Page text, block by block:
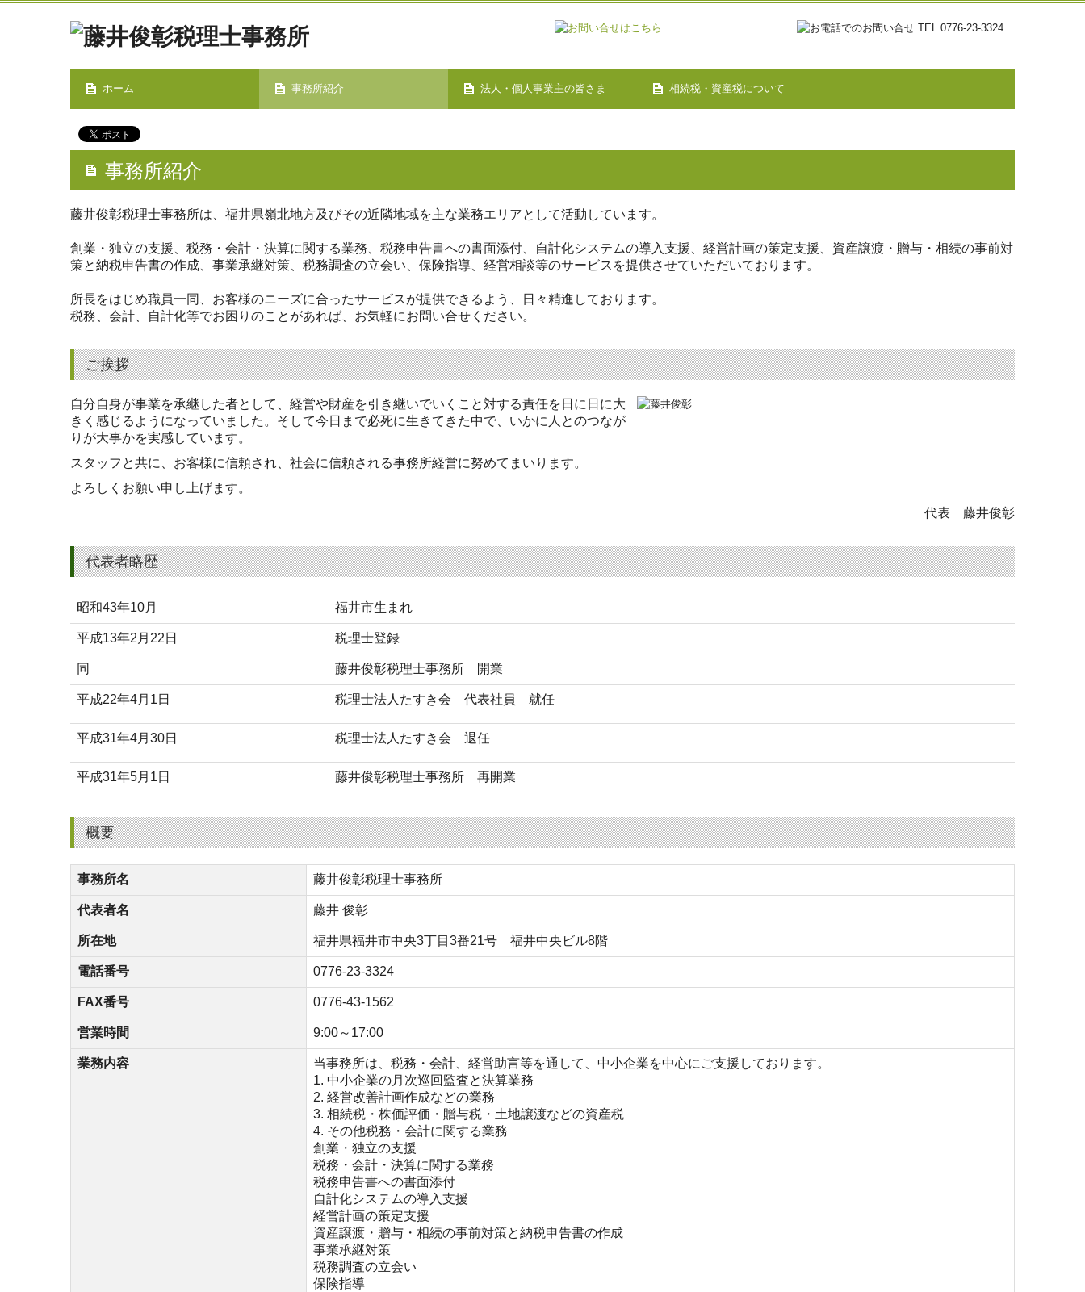
ホーム 事務所紹介 法人・個人事業主の皆さま 相続税・資産税について
事務所紹介
藤井俊彰税理士事務所は、福井県嶺北地方及びその近隣地域を主な業務エリアとして活動しています。
創業・独立の支援、税務・会計・決算に関する業務、税務申告書への書面添付、自計化システムの導入支援、経営計画の策定支援、資産譲渡・贈与・相続の事前対
策と納税申告書の作成、事業承継対策、税務調査の立会い、保険指導、経営相談等のサービスを提供させていただいております。
所長をはじめ職員一同、お客様のニーズに合ったサービスが提供できるよう、日々精進しております。
税務、会計、自計化等でお困りのことがあれば、お気軽にお問い合せください。
ご挨拶
自分自身が事業を承継した者として、経営や財産を引き継いでいくこと対する責任を日に日に大
きく感じるようになっていました。そして今日まで必死に生きてきた中で、いかに人とのつなが
りが大事かを実感しています。
スタッフと共に、お客様に信頼され、社会に信頼される事務所経営に努めてまいります。
よろしくお願い申し上げます。
代表 藤井俊彰
代表者略歴
昭和43年10月 福井市生まれ
平成13年2月22日 税理士登録
同 藤井俊彰税理士事務所 開業
平成22年4月1日 税理士法人たすき会 代表社員 就任
平成31年4月30日 税理士法人たすき会 退任
平成31年5月1日 藤井俊彰税理士事務所 再開業
概要
事務所名 藤井俊彰税理士事務所
代表者名 藤井 俊彰
所在地 福井県福井市中央3丁目3番21号 福井中央ビル8階
電話番号 0776-23-3324
FAX番号 0776-43-1562
営業時間 9:00～17:00
業務内容
当事務所は、税務・会計、経営助言等を通して、中小企業を中心にご支援しております。
1. 中小企業の月次巡回監査と決算業務
2. 経営改善計画作成などの業務
3. 相続税・株価評価・贈与税・土地譲渡などの資産税
4. その他税務・会計に関する業務
創業・独立の支援
税務・会計・決算に関する業務
税務申告書への書面添付
自計化システムの導入支援
経営計画の策定支援
資産譲渡・贈与・相続の事前対策と納税申告書の作成
事業承継対策
税務調査の立会い
保険指導